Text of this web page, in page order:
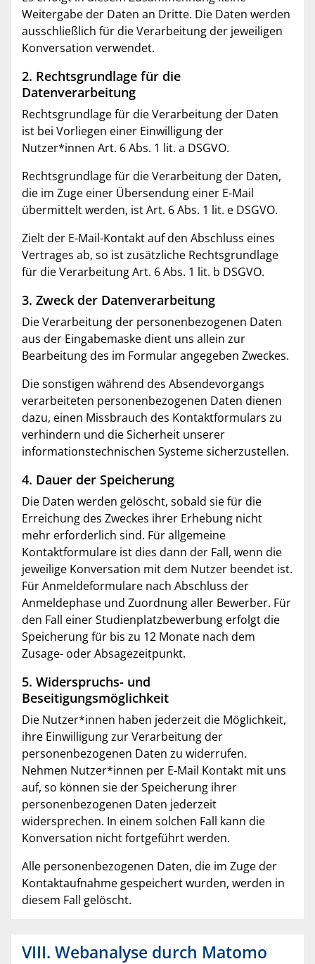
Weitergabe der Daten an Dritte. Die Daten werden
ausschließlich für die Verarbeitung der jeweiligen
Konversation verwendet.
2. Rechtsgrundlage für die
Datenverarbeitung
Rechtsgrundlage für die Verarbeitung der Daten
ist bei Vorliegen einer Einwilligung der
Nutzer*innen Art. 6 Abs. 1 lit. a DSGVO.
Rechtsgrundlage für die Verarbeitung der Daten,
die im Zuge einer Übersendung einer E-Mail
übermittelt werden, ist Art. 6 Abs. 1 lit. e DSGVO.
Zielt der E-Mail-Kontakt auf den Abschluss eines
Vertrages ab, so ist zusätzliche Rechtsgrundlage
für die Verarbeitung Art. 6 Abs. 1 lit. b DSGVO.
3. Zweck der Datenverarbeitung
Die Verarbeitung der personenbezogenen Daten
aus der Eingabemaske dient uns allein zur
Bearbeitung des im Formular angegeben Zweckes.
Die sonstigen während des Absendevorgangs
verarbeiteten personenbezogenen Daten dienen
dazu, einen Missbrauch des Kontaktformulars zu
verhindern und die Sicherheit unserer
informationstechnischen Systeme sicherzustellen.
4. Dauer der Speicherung
Die Daten werden gelöscht, sobald sie für die
Erreichung des Zweckes ihrer Erhebung nicht
mehr erforderlich sind. Für allgemeine
Kontaktformulare ist dies dann der Fall, wenn die
jeweilige Konversation mit dem Nutzer beendet ist.
Für Anmeldeformulare nach Abschluss der
Anmeldephase und Zuordnung aller Bewerber. Für
den Fall einer Studienplatzbewerbung erfolgt die
Speicherung für bis zu 12 Monate nach dem
Zusage- oder Absagezeitpunkt.
5. Widerspruchs- und
Beseitigungsmöglichkeit
Die Nutzer*innen haben jederzeit die Möglichkeit,
ihre Einwilligung zur Verarbeitung der
personenbezogenen Daten zu widerrufen.
Nehmen Nutzer*innen per E-Mail Kontakt mit uns
auf, so können sie der Speicherung ihrer
personenbezogenen Daten jederzeit
widersprechen. In einem solchen Fall kann die
Konversation nicht fortgeführt werden.
Alle personenbezogenen Daten, die im Zuge der
Kontaktaufnahme gespeichert wurden, werden in
diesem Fall gelöscht.
VIII. Webanalyse durch Matomo